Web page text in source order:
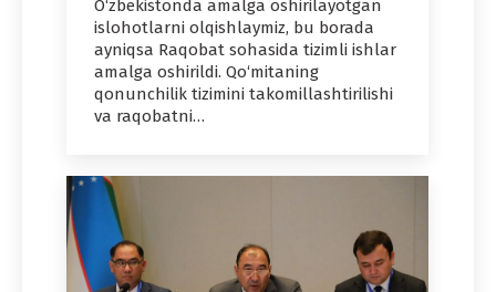
O‘zbekistonda amalga oshirilayotgan
islohotlarni olqishlaymiz, bu borada
ayniqsa Raqobat sohasida tizimli ishlar
amalga oshirildi. Qo‘mitaning
qonunchilik tizimini takomillashtirilishi
va raqobatni…